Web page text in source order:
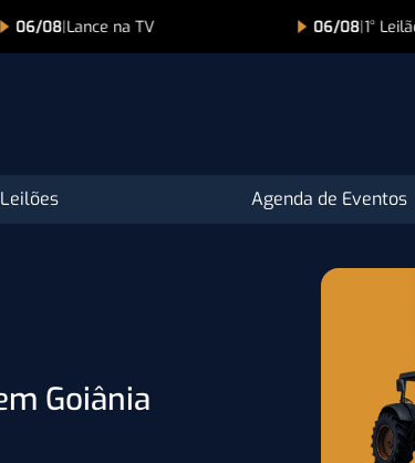
06/08|1° Leilão Virtual Nelore Toca 07/08|
Leilões Agenda de Eventos
Goiânia